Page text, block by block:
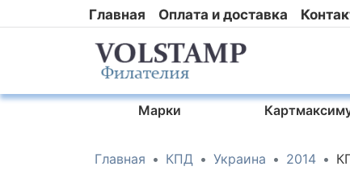
Главная Оплата и доставка
Марки
Главная КПД Украина 2014